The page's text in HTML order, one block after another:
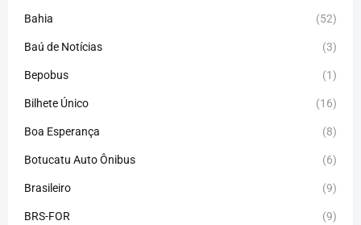
Bahia (52)
Baú de Notícias (3)
Bepobus (1)
Bilhete Único (16)
Boa Esperança (8)
Botucatu Auto Ônibus (6)
Brasileiro (9)
BRS-FOR (9)